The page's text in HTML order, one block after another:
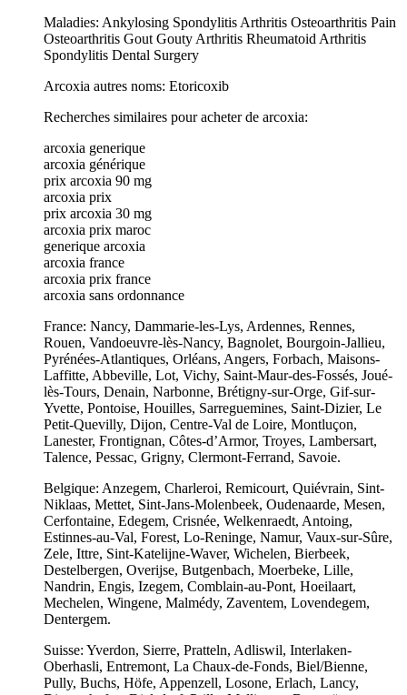
Maladies: Ankylosing Spondylitis Arthritis Osteoarthritis Pain
Osteoarthritis Gout Gouty Arthritis Rheumatoid Arthritis
Spondylitis Dental Surgery
Arcoxia autres noms: Etoricoxib
Recherches similaires pour acheter de arcoxia:
arcoxia generique
arcoxia générique
prix arcoxia 90 mg
arcoxia prix
prix arcoxia 30 mg
arcoxia prix maroc
generique arcoxia
arcoxia france
arcoxia prix france
arcoxia sans ordonnance
France: Nancy, Dammarie-les-Lys, Ardennes, Rennes,
Rouen, Vandoeuvre-lès-Nancy, Bagnolet, Bourgoin-Jallieu,
Pyrénées-Atlantiques, Orléans, Angers, Forbach, Maisons-
Laffitte, Abbeville, Lot, Vichy, Saint-Maur-des-Fossés, Joué-
lès-Tours, Denain, Narbonne, Brétigny-sur-Orge, Gif-sur-
Yvette, Pontoise, Houilles, Sarreguemines, Saint-Dizier, Le
Petit-Quevilly, Dijon, Centre-Val de Loire, Montluçon,
Lanester, Frontignan, Côtes-d’Armor, Troyes, Lambersart,
Talence, Pessac, Grigny, Clermont-Ferrand, Savoie.
Belgique: Anzegem, Charleroi, Remicourt, Quiévrain, Sint-
Niklaas, Mettet, Sint-Jans-Molenbeek, Oudenaarde, Mesen,
Cerfontaine, Edegem, Crisnée, Welkenraedt, Antoing,
Estinnes-au-Val, Forest, Lo-Reninge, Namur, Vaux-sur-Sûre,
Zele, Ittre, Sint-Katelijne-Waver, Wichelen, Bierbeek,
Destelbergen, Overijse, Butgenbach, Moerbeke, Lille,
Nandrin, Engis, Izegem, Comblain-au-Pont, Hoeilaart,
Mechelen, Wingene, Malmédy, Zaventem, Lovendegem,
Dentergem.
Suisse: Yverdon, Sierre, Pratteln, Adliswil, Interlaken-
Oberhasli, Entremont, La Chaux-de-Fonds, Biel/Bienne,
Pully, Buchs, Höfe, Appenzell, Losone, Erlach, Lancy,